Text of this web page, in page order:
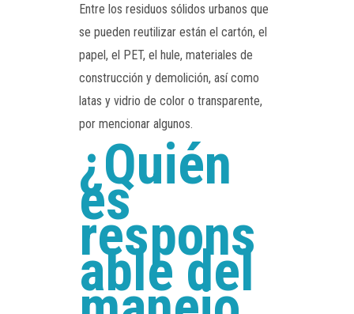
Entre los residuos sólidos urbanos que
se pueden reutilizar están el cartón, el
papel, el PET, el hule, materiales de
construcción y demolición, así como
latas y vidrio de color o transparente,
por mencionar algunos.
¿Quién
es
respons
able del